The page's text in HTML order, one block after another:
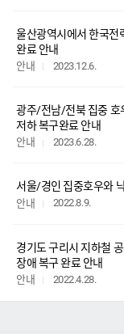
울산광역시에서 한국전
완료 안내
안내 2023.12.6.
광주/전남/전북 집중 호
저하 복구완료 안내
안내 2023.6.28.
서울/경인 집중호우와
안내 2022.8.9.
경기도 구리시 지하철
장애 복구 완료 안내
안내 2022.4.28.